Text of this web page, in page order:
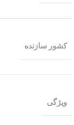
کشور سازنده
ویژگی